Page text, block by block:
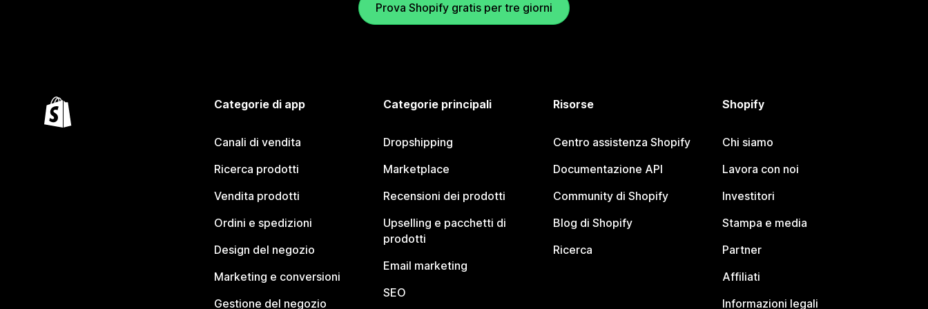
Prova Shopify gratis per tre giorni
Categorie di app
Canali di vendita
Ricerca prodotti
Vendita prodotti
Ordini e spedizioni
Design del negozio
Marketing e conversioni
Gestione del negozio
Categorie principali
Dropshipping
Marketplace
Recensioni dei prodotti
Upselling e pacchetti di
prodotti
Email marketing
SEO
Risorse
Centro assistenza Shopify
Documentazione API
Community di Shopify
Blog di Shopify
Ricerca
Shopify
Chi siamo
Lavora con noi
Investitori
Stampa e media
Partner
Affiliati
Informazioni legali